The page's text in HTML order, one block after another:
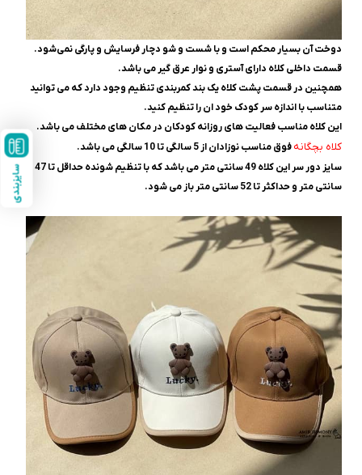
سایزبندی
دوخت آن بسیار محکم است و با شست و شو دچار فرسایش و پارگی نمی‌شود.
قسمت داخلی کلاه دارای آستری و نوار عرق گیر می باشد.
همچنین در قسمت پشت کلاه یک بند کمربندی تنظیم وجود دارد که می توانید
متناسب با اندازه سر کودک خود ان را تنظیم کنید.
این کلاه مناسب فعالیت های روزانه کودکان در مکان های مختلف می باشد.
کلاه بچگانهفوق مناسب نوزادان از 5 سالگی تا 10 سالگی می باشد.
سایز دور سر این کلاه 49 سانتی متر می باشد که با تنظیم شونده حداقل تا 47
سانتی متر و حداکثر تا 52 سانتی متر باز می شود.